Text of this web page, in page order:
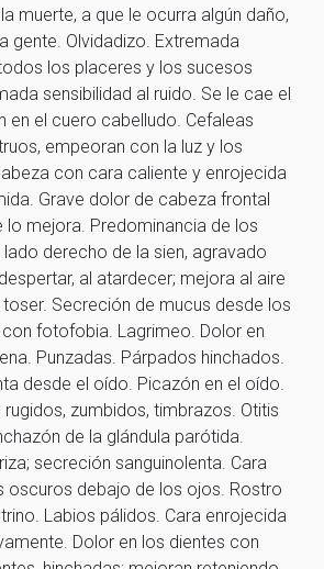
muerte, a que le ocurra algún daño,
gente. Olvidadizo. Extremada
los placeres y los sucesos
sensibilidad al ruido. Se le cae el
en el cuero cabelludo. Cefaleas
empeoran con la luz y los
con cara caliente y enrojecida
Grave dolor de cabeza frontal
lo mejora. Predominancia de los
derecho de la sien, agravado
al atardecer; mejora al aire
toser. Secreción de mucus desde los
fotofobia. Lagrimeo. Dolor en
Punzadas. Párpados hinchados.
desde el oído. Picazón en el oído.
rugidos, zumbidos, timbrazos. Otitis
de la glándula parótida.
secreción sanguinolenta. Cara
oscuros debajo de los ojos. Rostro
Labios pálidos. Cara enrojecida
Dolor en los dientes con